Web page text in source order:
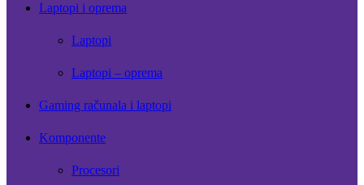
Laptopi i oprema
Laptopi
Laptopi – oprema
Gaming računala i laptopi
Komponente
Procesori